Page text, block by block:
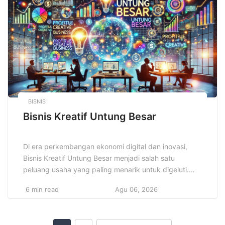
Pembelajaran Interaktif di Sekolah mendukung siswa
dalam mengasah kemampuan […]
BISNIS
Bisnis Kreatif Untung Besar
Di era perkembangan ekonomi digital dan inovasi,
Bisnis Kreatif Untung Besar menjadi salah satu
peluang usaha yang paling menarik untuk digeluti.
bisnis ini memiliki potensi menghasilkan keuntungan
6 min read Agu 06, 2026